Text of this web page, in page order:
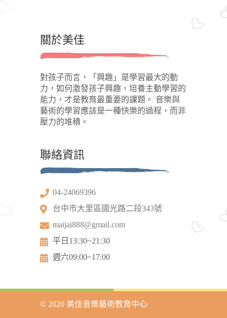
關於美佳
對孩子而言，「興趣」是學習最大的動
力，如何激發孩子興趣，培養主動學習的
能力，才是教育最重要的課題。 音樂與
藝術的學習應該是一種快樂的過程，而非
壓力的堆積。
聯絡資訊
04-24069396
台中市大里區國光路二段343號
maijai888@gmail.com
平日13:30~21:30
週六09:00~17:00
© 2020 美佳音樂藝術教育中心